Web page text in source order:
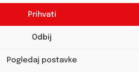
Prihvati
Odbij
Pogledaj postavke